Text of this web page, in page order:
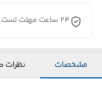
24 ساعت مهلت تست و تعویض
مشخصات نظرات